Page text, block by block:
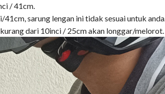
/ 41cm.
sarung lengan ini tidak sesuai untuk anda.
dari 10inci / 25cm akan longgar/melorot.